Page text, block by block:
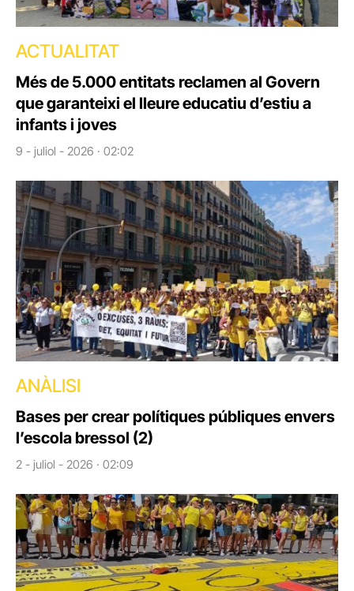
ACTUALITAT
Més de 5.000 entitats reclamen al Govern
que garanteixi el lleure educatiu d’estiu a
infants i joves
9 - juliol - 2026 · 02:02
ANÀLISI
Bases per crear polítiques públiques envers
l’escola bressol (2)
2 - juliol - 2026 · 02:09